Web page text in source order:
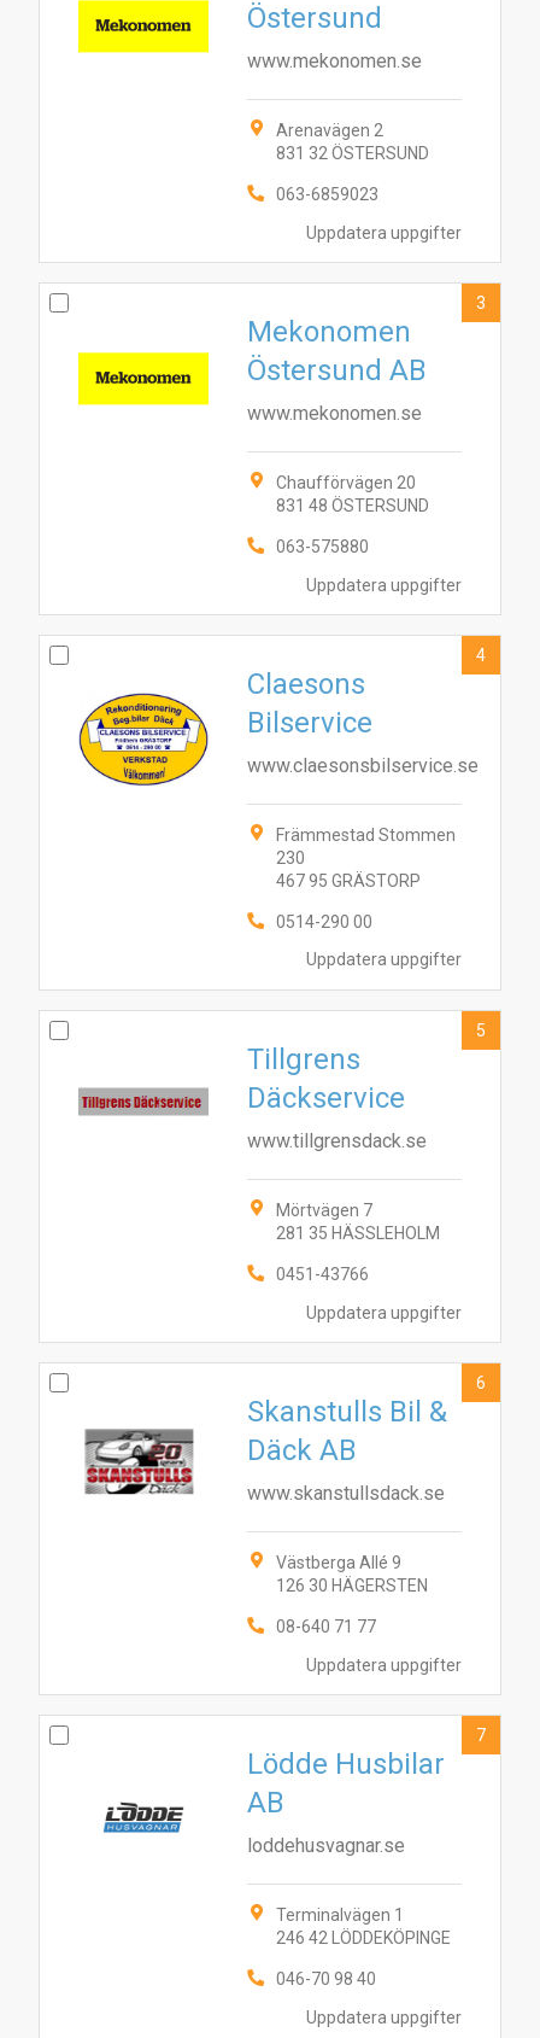
Uppdatera uppgifter
Östersund
www.mekonomen.se
Arenavägen 2
831 32 ÖSTERSUND
063-6859023
Uppdatera uppgifter
Mekonomen
Östersund AB
www.mekonomen.se
Chaufförvägen 20
831 48 ÖSTERSUND
063-575880
3
Uppdatera uppgifter
Claesons
Bilservice
www.claesonsbilservice.se
Främmestad Stommen
230
467 95 GRÄSTORP
0514-290 00
4
Uppdatera uppgifter
Tillgrens
Däckservice
www.tillgrensdack.se
Mörtvägen 7
281 35 HÄSSLEHOLM
0451-43766
5
Uppdatera uppgifter
Skanstulls Bil &
Däck AB
www.skanstullsdack.se
Västberga Allé 9
126 30 HÄGERSTEN
08-640 71 77
6
Uppdatera uppgifter
Lödde Husbilar
AB
loddehusvagnar.se
Terminalvägen 1
246 42 LÖDDEKÖPINGE
046-70 98 40
7